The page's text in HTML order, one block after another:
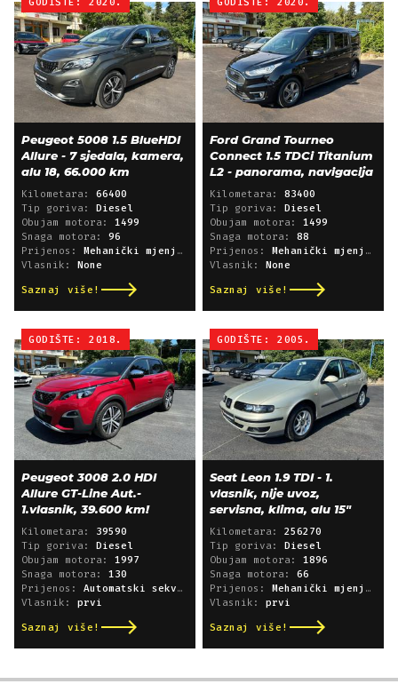
GODIŠTE: 2020.
Peugeot 5008 1.5 BlueHDI
Allure - 7 sjedala, kamera,
alu 18, 66.000 km
Kilometara: 66400
Tip goriva:
Diesel
Obujam motora: 1499
Snaga motora: 96
Prijenos:
Mehanički mjenjač
Vlasnik:
None
Saznaj više!
GODIŠTE: 2020.
Ford Grand Tourneo
Connect 1.5 TDCi Titanium
L2 - panorama, navigacija
Kilometara: 83400
Tip goriva:
Diesel
Obujam motora: 1499
Snaga motora: 88
Prijenos:
Mehanički mjenjač
Vlasnik:
None
Saznaj više!
GODIŠTE: 2018.
Peugeot 3008 2.0 HDI
Allure GT-Line Aut.-
1.vlasnik, 39.600 km!
Kilometara: 39590
Tip goriva:
Diesel
Obujam motora: 1997
Snaga motora: 130
Prijenos: Automatski sekvencijski
Vlasnik: prvi
Saznaj više!
GODIŠTE: 2005.
Seat Leon 1.9 TDI - 1.
vlasnik, nije uvoz,
servisna, klima, alu 15"
Kilometara: 256270
Tip goriva:
Diesel
Obujam motora: 1896
Snaga motora: 66
Prijenos:
Mehanički mjenjač
Vlasnik: prvi
Saznaj više!